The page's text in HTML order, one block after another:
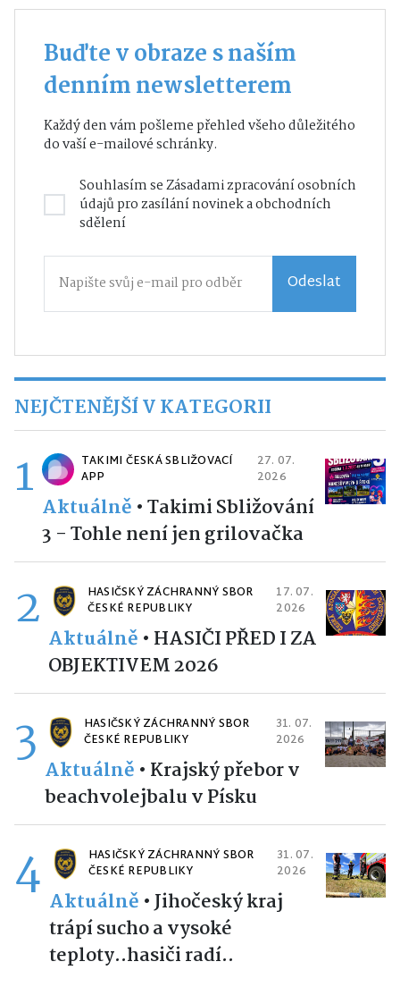
Buďte v obraze s naším
denním newsletterem
Každý den vám pošleme přehled všeho důležitého
do vaší e-mailové schránky.
Souhlasím seZásadami zpracování osobních
údajůpro zasílání novinek a obchodních
sdělení
Odeslat
NEJČTENĚJŠÍ V KATEGORII
1
TAKIMI ČESKÁ SBLIŽOVACÍ
APP
27. 07.
2026
Aktuálně •Takimi Sbližování
3 - Tohle není jen grilovačka
2
HASIČSKÝ ZÁCHRANNÝ SBOR
ČESKÉ REPUBLIKY
17. 07.
2026
Aktuálně • HASIČI PŘED I ZA
OBJEKTIVEM 2026
3
HASIČSKÝ ZÁCHRANNÝ SBOR
ČESKÉ REPUBLIKY
31. 07.
2026
Aktuálně • Krajský přebor v
beachvolejbalu v Písku
4
HASIČSKÝ ZÁCHRANNÝ SBOR
ČESKÉ REPUBLIKY
31. 07.
2026
Aktuálně •Jihočeský kraj
trápí sucho a vysoké
teploty..hasiči radí..